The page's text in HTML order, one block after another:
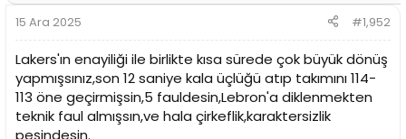
15 Ara 2025 #1,952
Lakers'ın enayiliği ile birlikte kısa sürede çok büyük dönüş
yapmışsınız,son 12 saniye kala üçlüğü atıp takımını 114-
113 öne geçirmişsin,5 fauldesin,Lebron'a diklenmekten
teknik faul almışsın,ve hala çirkeflik,karaktersizlik
peşindesin.